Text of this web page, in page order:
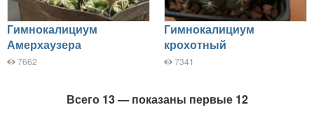
Гимнокалициум
Амерхаузера
7662
Гимнокалициум
крохотный
7341
Всего 13 — показаны первые 12